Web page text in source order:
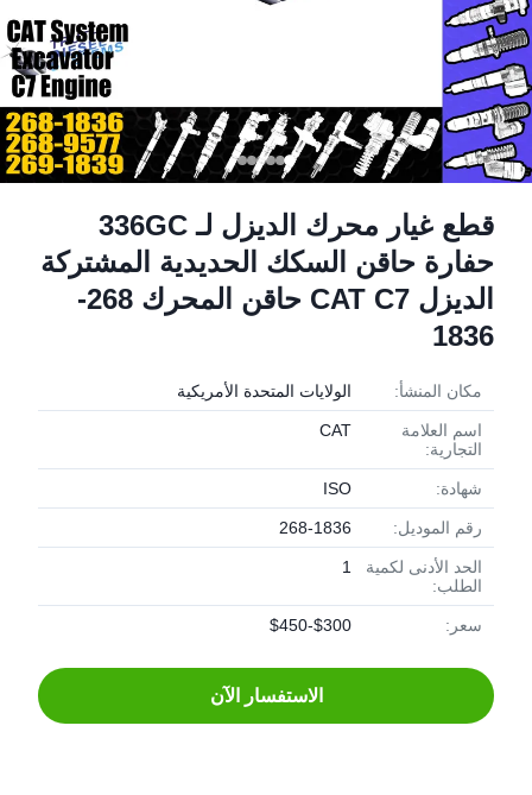
قطع غيار محرك الديزل لـ 336GC
حفارة حاقن السكك الحديدية المشتركة
الديزل CAT C7 حاقن المحرك 268-
1836
مكان المنشأ: الولايات المتحدة الأمريكية
اسم العلامة
التجارية:
CAT
شهادة: ISO
رقم الموديل: 268-1836
الحد الأدنى لكمية
الطلب:
1
سعر: $300-$450
الاستفسار الآن